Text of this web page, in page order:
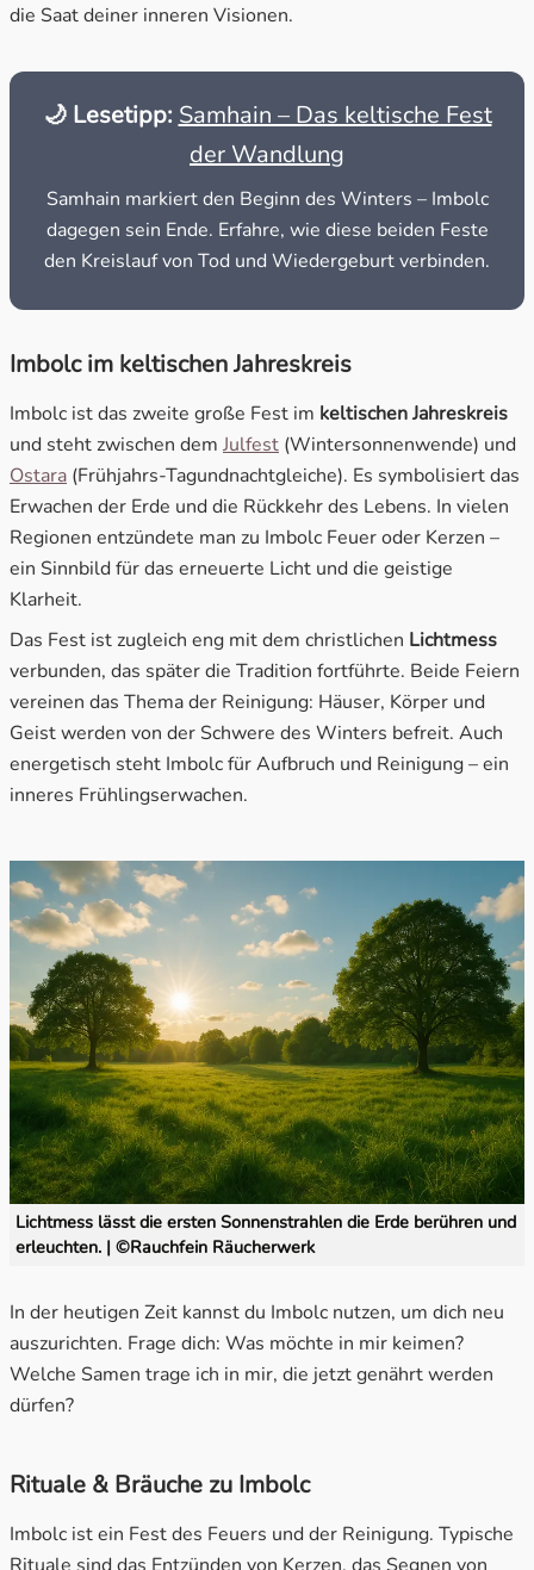
die Saat deiner inneren Visionen.
🌙 Lesetipp: Samhain – Das keltische Fest
der Wandlung
Samhain markiert den Beginn des Winters – Imbolc
dagegen sein Ende. Erfahre, wie diese beiden Feste
den Kreislauf von Tod und Wiedergeburt verbinden.
Imbolc im keltischen Jahreskreis
Imbolc ist das zweite große Fest im keltischen Jahreskreis
und steht zwischen dem Julfest (Wintersonnenwende) und
Ostara (Frühjahrs-Tagundnachtgleiche). Es symbolisiert das
Erwachen der Erde und die Rückkehr des Lebens. In vielen
Regionen entzündete man zu Imbolc Feuer oder Kerzen –
ein Sinnbild für das erneuerte Licht und die geistige
Klarheit.
Das Fest ist zugleich eng mit dem christlichen Lichtmess
verbunden, das später die Tradition fortführte. Beide Feiern
vereinen das Thema der Reinigung: Häuser, Körper und
Geist werden von der Schwere des Winters befreit. Auch
energetisch steht Imbolc für Aufbruch und Reinigung – ein
inneres Frühlingserwachen.
Lichtmess lässt die ersten Sonnenstrahlen die Erde berühren und
erleuchten. | ©Rauchfein Räucherwerk
In der heutigen Zeit kannst du Imbolc nutzen, um dich neu
auszurichten. Frage dich: Was möchte in mir keimen?
Welche Samen trage ich in mir, die jetzt genährt werden
dürfen?
Rituale & Bräuche zu Imbolc
Imbolc ist ein Fest des Feuers und der Reinigung. Typische